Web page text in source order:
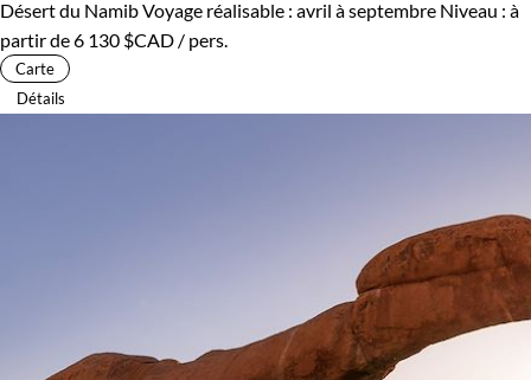
Désert du NamibVoyage réalisable : avril à septembre Niveau : à
partir de6 130 $CAD / pers.
Carte
Détails